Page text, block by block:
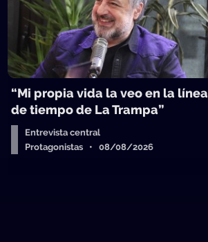
“Mi propia vida la veo en la línea
de tiempo de La Trampa”
Entrevista central
Protagonistas • 08/08/2026